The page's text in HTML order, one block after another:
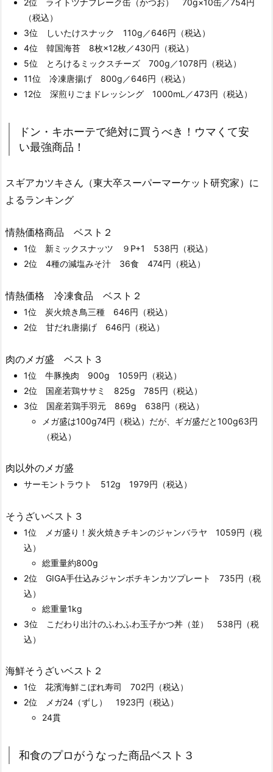
（税込）
3位 しいたけスナック 110g／646円（税込）
4位 韓国海苔 8枚×12枚／430円（税込）
5位 とろけるミックスチーズ 700g／1078円（税込）
11位 冷凍唐揚げ 800g／646円（税込）
12位 深煎りごまドレッシング 1000mL／473円（税込）
ドン・キホーテで絶対に買うべき！ウマくて安
い最強商品！
スギアカツキさん（東大卒スーパーマーケット研究家）に
よるランキング
情熱価格商品 ベスト２
1位 新ミックスナッツ ９P+1 538円（税込）
2位 4種の減塩みそ汁 36食 474円（税込）
情熱価格 冷凍食品 ベスト２
1位 炭火焼き鳥三種 646円（税込）
2位 甘だれ唐揚げ 646円（税込）
肉のメガ盛 ベスト３
1位 牛豚挽肉 900g 1059円（税込）
2位 国産若鶏ササミ 825g 785円（税込）
3位 国産若鶏手羽元 869g 638円（税込）
メガ盛は100g74円（税込）だが、ギガ盛だと100g63円
（税込）
肉以外のメガ盛
サーモントラウト 512g 1979円（税込）
そうざいベスト３
1位 メガ盛り！炭火焼きチキンのジャンバラヤ 1059円（税
込）
総重量約800g
2位 GIGA手仕込みジャンボチキンカツプレート 735円（税
込）
総重量1kg
3位 こだわり出汁のふわふわ玉子かつ丼（並） 538円（税
込）
海鮮そうざいベスト２
1位 花濱海鮮こぼれ寿司 702円（税込）
2位 メガ24（ずし） 1923円（税込）
24貫
和食のプロがうなった商品ベスト３